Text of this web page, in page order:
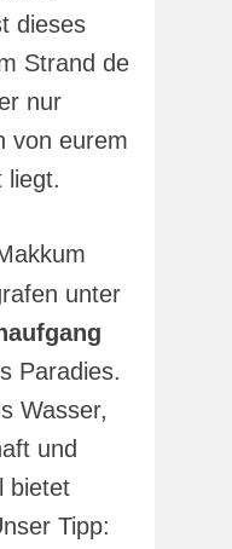
dieses
Strand de
nur
von eurem
liegt.
unter
Paradies.
Wasser,
und
bietet
Tipp: